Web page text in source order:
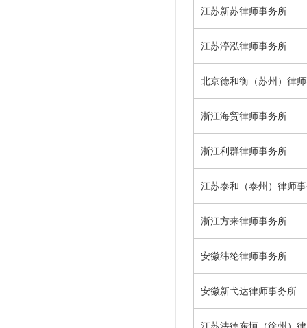
江苏新苏律师事务所
江苏渟泓律师事务所
北京德和衡（苏州）律
浙江海贸律师事务所
浙江利群律师事务所
江苏泰和（泰州）律师
浙江方来律师事务所
安徽纬纶律师事务所
安徽新弋达律师事务所